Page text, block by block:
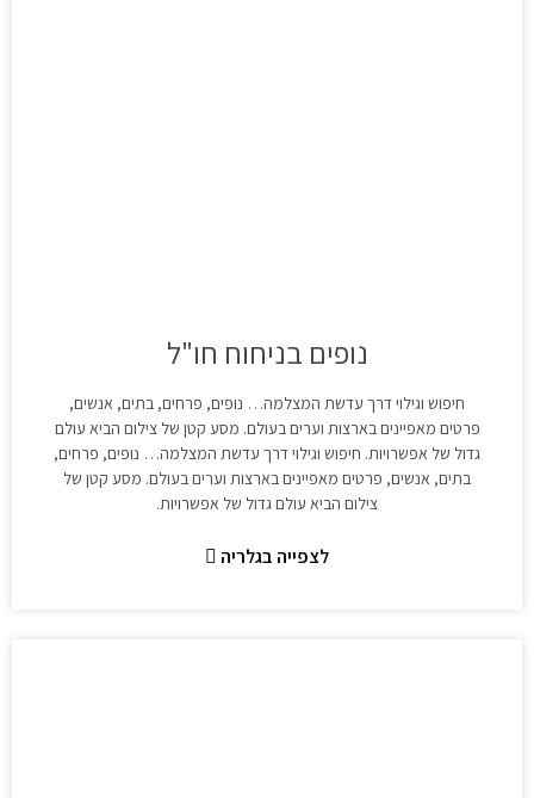
נופים בניחוח חו"ל
חיפוש וגילוי דרך עדשת המצלמה… נופים, פרחים, בתים, אנשים,
פרטים מאפיינים בארצות וערים בעולם. מסע קטן של צילום הביא עולם
גדול של אפשרויות. חיפוש וגילוי דרך עדשת המצלמה… נופים, פרחים,
בתים, אנשים, פרטים מאפיינים בארצות וערים בעולם. מסע קטן של
צילום הביא עולם גדול של אפשרויות.
לצפייה בגלריה